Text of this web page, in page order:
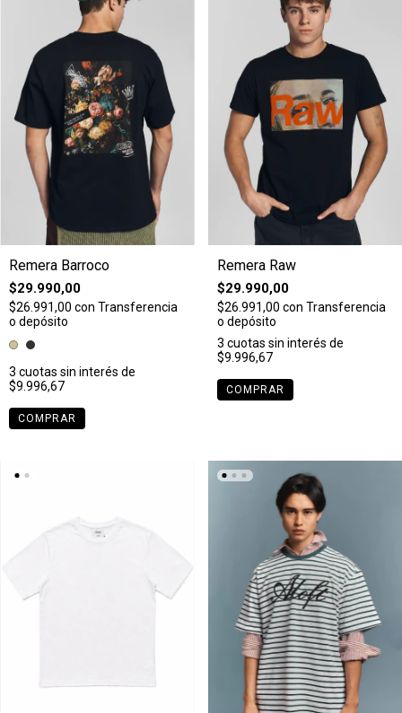
Remera Barroco
$29.990,00
$26.991,00 con Transferencia
o depósito
3 cuotas sin interés de
$9.996,67
COMPRAR
Remera Raw
$29.990,00
$26.991,00 con Transferencia
o depósito
3 cuotas sin interés de
$9.996,67
COMPRAR